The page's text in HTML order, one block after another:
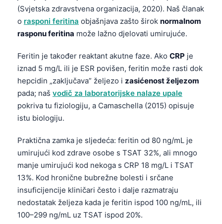
(Svjetska zdravstvena organizacija, 2020). Naš članak
o rasponi feritina objašnjava zašto širok normalnom
rasponu feritina može lažno djelovati umirujuće.
Feritin je također reaktant akutne faze. Ako CRP je
iznad 5 mg/L ili je ESR povišen, feritin može rasti dok
hepcidin „zaključava” željezo i zasićenost željezom
pada; naš vodič za laboratorijske nalaze upale
pokriva tu fiziologiju, a Camaschella (2015) opisuje
istu biologiju.
Praktična zamka je sljedeća: feritin od 80 ng/mL je
umirujući kod zdrave osobe s TSAT 32%, ali mnogo
manje umirujući kod nekoga s CRP 18 mg/L i TSAT
13%. Kod hronične bubrežne bolesti i srčane
insuficijencije kliničari često i dalje razmatraju
nedostatak željeza kada je feritin ispod 100 ng/mL, ili
100–299 ng/mL uz TSAT ispod 20%.